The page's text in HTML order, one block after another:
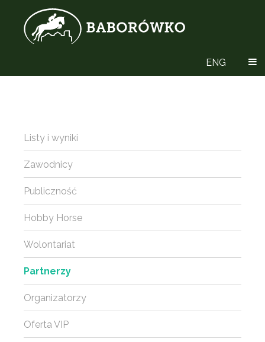
ENG
Listy i wyniki
Zawodnicy
Publiczność
Hobby Horse
Wolontariat
Partnerzy
Organizatorzy
Oferta VIP